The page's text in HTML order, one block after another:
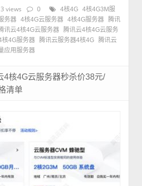
3 views 0 4核4G
4核4G3M服
务器 4核4G云服务器 4核4G服务器 腾讯
讯云4核4G云服务器 腾讯云4核4G云服务
核4G服务器 腾讯云服务器4核4G 腾讯云
应用服务器
4核4G云服务器秒杀价38元/
清单